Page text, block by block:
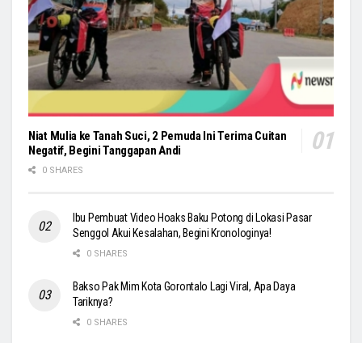
Niat Mulia ke Tanah Suci, 2 Pemuda Ini Terima Cuitan
Negatif, Begini Tanggapan Andi
0 SHARES
Ibu Pembuat Video Hoaks Baku Potong di Lokasi Pasar
Senggol Akui Kesalahan, Begini Kronologinya!
0 SHARES
Bakso Pak Mim Kota Gorontalo Lagi Viral, Apa Daya
Tariknya?
0 SHARES